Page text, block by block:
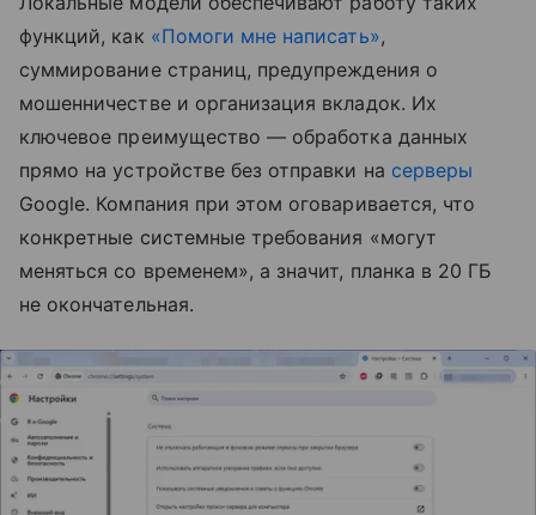
функций, как «Помоги мне написать»,
суммирование страниц, предупреждения о
мошенничестве и организация вкладок. Их
ключевое преимущество — обработка данных
прямо на устройстве без отправки на серверы
Google. Компания при этом оговаривается, что
конкретные системные требования «могут
меняться со временем», а значит, планка в 20 ГБ
не окончательная.